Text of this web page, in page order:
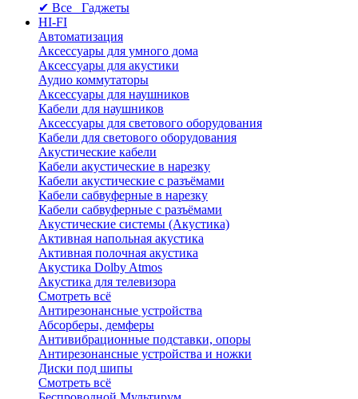
✔ Все Гаджеты
HI-FI
Автоматизация
Аксессуары для умного дома
Аксессуары для акустики
Аудио коммутаторы
Аксессуары для наушников
Кабели для наушников
Аксессуары для светового оборудования
Кабели для светового оборудования
Акустические кабели
Кабели акустические в нарезку
Кабели акустические с разъёмами
Кабели сабвуферные в нарезку
Кабели сабвуферные с разъёмами
Акустические системы (Акустика)
Активная напольная акустика
Активная полочная акустика
Акустика Dolby Atmos
Акустика для телевизора
Смотреть всё
Антирезонансные устройства
Абсорберы, демферы
Антивибрационные подставки, опоры
Антирезонансные устройства и ножки
Диски под шипы
Смотреть всё